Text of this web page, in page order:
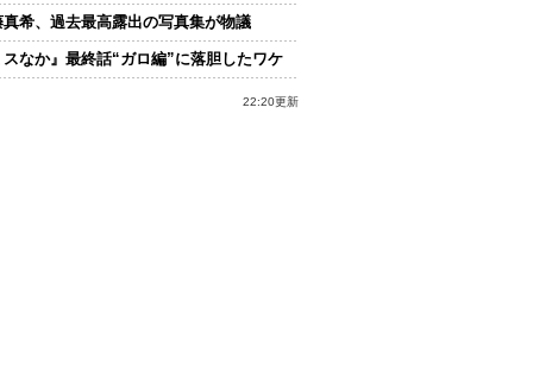
真希、過去最高露出の写真集が物議
スなか』最終話“ガロ編”に落胆したワケ
22:20更新